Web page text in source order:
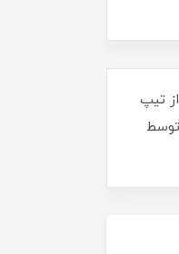
است، در این بسته ۱۲ سایز متفاوت از تیپ
کاشت ناخن توسط